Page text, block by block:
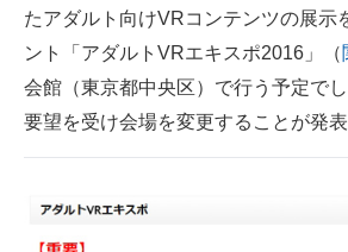
ITの今と未来を見通す
スマホと通信の最新トレンド
ビジネスと働き方のヒント
たアダルト向けVRコンテンツの展示
ント「アダルトVRエキスポ2016」（
会館（東京都中央区）で行う予定で
要望を受け会場を変更することが発表